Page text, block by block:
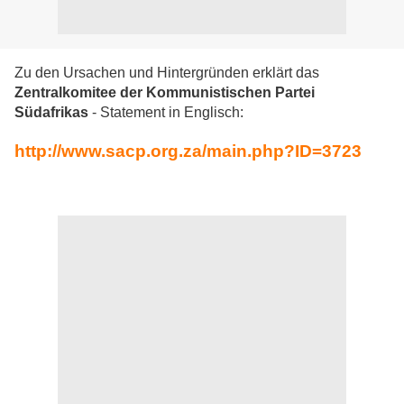
Zu den Ursachen und Hintergründen erklärt das
Zentralkomitee der Kommunistischen Partei
Südafrikas - Statement in Englisch:
http://www.sacp.org.za/main.php?ID=3723